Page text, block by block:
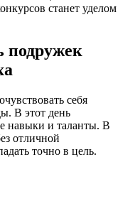
станет уделом
подружек
себя
В этот день
навыки и таланты. В
отличной
точно в цель.